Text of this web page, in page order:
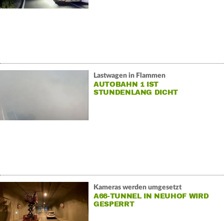
Lastwagen in Flammen
AUTOBAHN 1 IST
STUNDENLANG DICHT
Kameras werden umgesetzt
A66-TUNNEL IN NEUHOF WIRD
GESPERRT